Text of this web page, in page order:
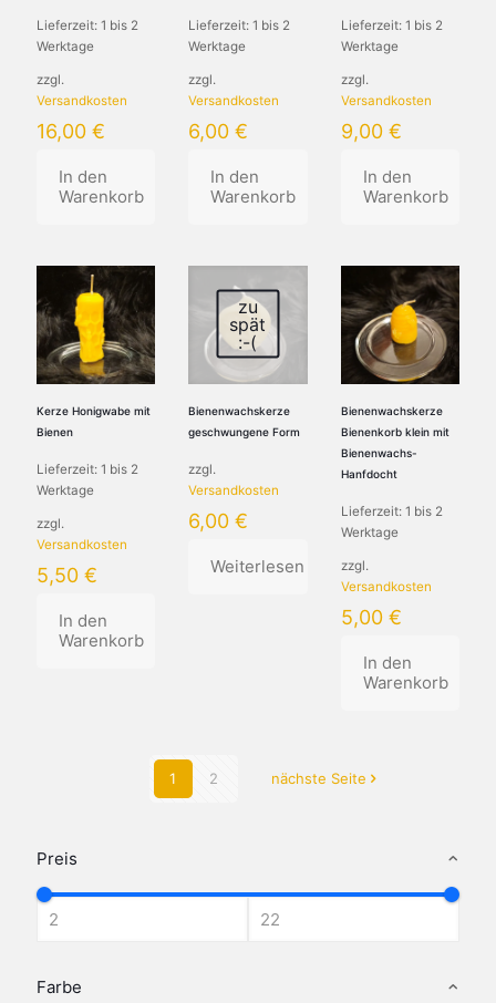
Preis
Farbe
Produktseite
gewählt
werden
Lieferzeit: 1 bis 2
Werktage
zzgl.
Versandkosten
16,00 €
In den
Warenkorb
Lieferzeit:1 bis 2
Werktage
zzgl.
Versandkosten
6,00€
In den
Warenkorb
Lieferzeit: 1 bis 2
Werktage
zzgl.
Versandkosten
9,00 €
In den
Warenkorb
Kerze Honigwabe mit
Bienen
Lieferzeit: 1 bis 2
Werktage
zzgl.
Versandkosten
5,50 €
In den
Warenkorb
zu
spät
:-(
Bienenwachskerze
geschwungene Form
zzgl.
Versandkosten
6,00€
Weiterlesen
Bienenwachskerze
Bienenkorb klein mit
Bienenwachs-
Hanfdocht
Lieferzeit: 1 bis 2
Werktage
zzgl.
Versandkosten
5,00 €
In den
Warenkorb
1 2 nächste Seite